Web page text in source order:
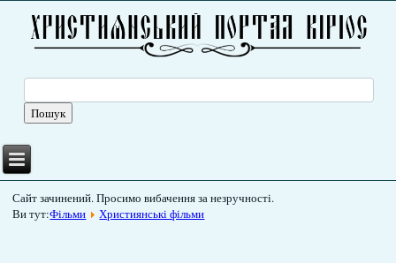
Сайт зачинений. Просимо вибачення за незручності.
Ви тут:Фільми Християнські фільми